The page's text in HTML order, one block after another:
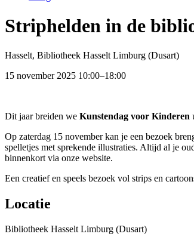
Striphelden in de
Hasselt, Bibliotheek Hasselt Limburg (Dusart)
15 november 2025 10:00–18:00
Dit jaar breiden we Kunstendag voor Kinderen
Op zaterdag 15 november kan je een bezoek
spelletjes met sprekende illustraties. Altijd al je
binnenkort via onze website.
Een creatief en speels bezoek vol strips en
Locatie
Bibliotheek Hasselt Limburg (Dusart)